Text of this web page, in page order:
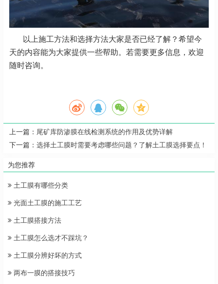
以上施工方法和选择方法大家是否已经了解？希望今
天的内容能为大家提供一些帮助。若需要更多信息，欢迎
随时咨询。
上一篇： 尾矿库防渗膜在线检测系统的作用及优势详解
下一篇： 选择土工膜时需要考虑哪些问题？了解土工膜选择要点！
为您推荐
土工膜有哪些分类
光面土工膜的施工工艺
土工膜搭接方法
土工膜怎么选才不踩坑？
土工膜分辨好坏的方式
两布一膜的搭接技巧